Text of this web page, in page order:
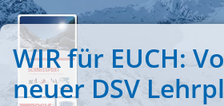
WIR für EUCH:
neuer DSV